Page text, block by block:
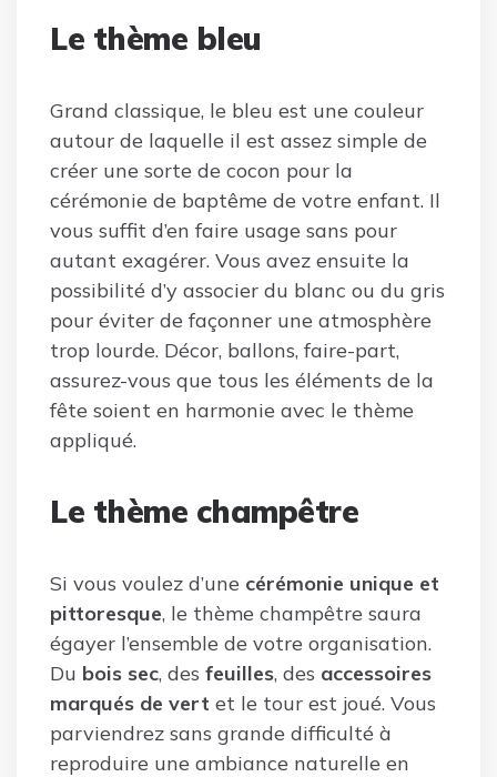
Le thème bleu
Grand classique, le bleu est une couleur
autour de laquelle il est assez simple de
créer une sorte de cocon pour la
cérémonie de baptême de votre enfant. Il
vous suffit d’en faire usage sans pour
autant exagérer. Vous avez ensuite la
possibilité d’y associer du blanc ou du gris
pour éviter de façonner une atmosphère
trop lourde. Décor, ballons, faire-part,
assurez-vous que tous les éléments de la
fête soient en harmonie avec le thème
appliqué.
Le thème champêtre
Si vous voulez d’une cérémonie unique et
pittoresque, le thème champêtre saura
égayer l’ensemble de votre organisation.
Du bois sec, des feuilles, des accessoires
marqués de vert et le tour est joué. Vous
parviendrez sans grande difficulté à
reproduire une ambiance naturelle en